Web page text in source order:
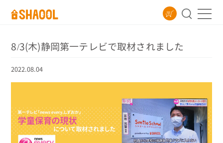
8/3(木)静岡第一テレビで取材されました
2022.08.04